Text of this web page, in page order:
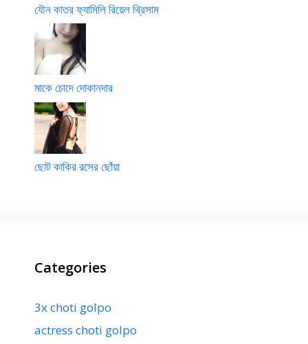
যৌন কাতর ফ্যামিলি রিয়েল থ্রিসাম
মাকে চোদে দোকানদার
ছোট কাকির রসের ছোঁয়া
Categories
3x choti golpo
actress choti golpo